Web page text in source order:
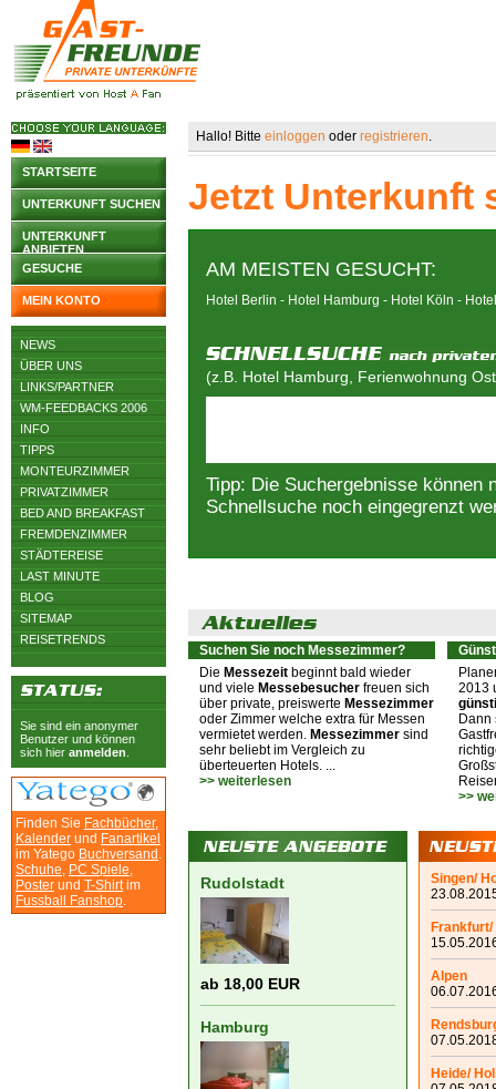
STARTSEITE
UNTERKUNFT SUCHEN
UNTERKUNFT
ANBIETEN
GESUCHE
MEIN KONTO
NEWS
ÜBER UNS
LINKS/PARTNER
WM-FEEDBACKS 2006
INFO
TIPPS
MONTEURZIMMER
PRIVATZIMMER
BED AND BREAKFAST
FREMDENZIMMER
STÄDTEREISE
LAST MINUTE
BLOG
SITEMAP
REISETRENDS
Sie sind ein anonymer
Benutzer und können
sich hier anmelden
Finden Sie Fachbücher,
Kalender und Fanartikel
im Yatego Buchversand .
Schuhe, PC Spiele,
Poster und T-Shirtim
Fussball Fanshop.
Hallo! Bitte einloggen oder registrieren.
Jetzt Unterkunft
AM MEISTEN GESUCHT:
Hotel Berlin - Hotel Hamburg - Hotel Köln -
(z.B. Hotel Hamburg, Ferienwohnung
Tipp: Die Suchergebnisse können
Schnellsuche noch eingegrenzt
Suchen Sie noch Messezimmer?
Die Messezeit beginnt bald wieder
und viele Messebesucher freuen sich
über private, preiswerte Messezimmer
oder Zimmer welche extra für Messen
vermietet werden. Messezimmer sind
sehr beliebt im Vergleich zu
überteuerten Hotels. ...
>> weiterlesen
2013
Dann
>>
Rudolstadt
ab 18,00 EUR
Hamburg
Singen/
Frankfurt/
Alpen
Heide/